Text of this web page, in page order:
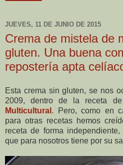
JUEVES, 11 DE JUNIO DE 2015
Crema de mistela de
gluten. Una buena
repostería apta
Esta crema sin gluten, se nos
2009, dentro de la receta de
Multicultural . Pero, como en
para otras recetas hemos
receta de forma
que para nosotros tiene por su